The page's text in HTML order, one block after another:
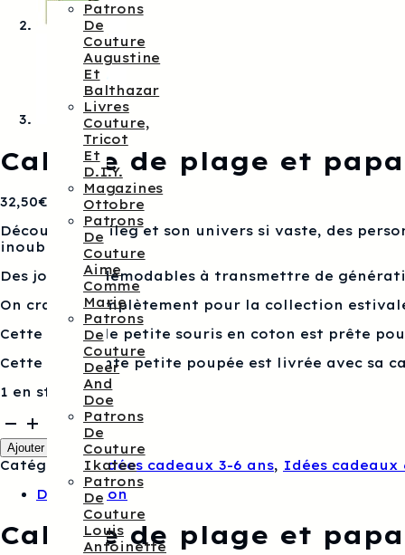
Patrons
De
Couture
Augustine
Et
Balthazar
Livres
Couture,
Tricot
Et
D.I.Y.
Magazines
Ottobre
Patrons
De
Couture
Aime
Comme
Marie
Patrons
De
Couture
Deer
And
Doe
Patrons
De
Couture
Ikatee
Patrons
De
Couture
Louis
Antoinette
Cabane de plage et
32,50€
Découvrez Maileg et son univers si vaste, des
inoubliables.
Des jouets indémodables à transmettre de
On craque complètement pour la collection
Cette adorable petite souris en coton est prête
Cette ravissante petite poupée est livrée avec sa
1 en stock
quantité
de
Cabane
de
souris
Ajouter au panier
Catégories :Idées cadeaux 3-6 ans, Idées cadeaux
Description
Cabane de plage et